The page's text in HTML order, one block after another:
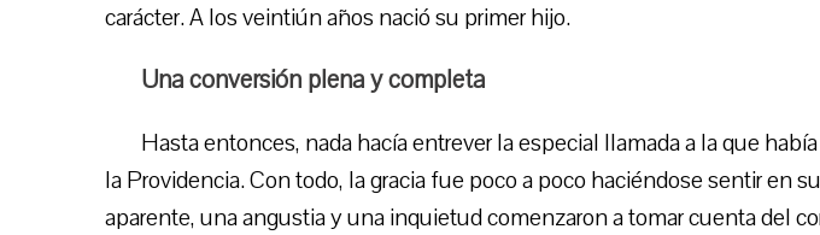
carácter. A los veintiún años nació su primer hijo.
Una conversión plena y completa
Hasta entonces, nada hacía entrever la especial llamada a la que
la Providencia. Con todo, la gracia fue poco a poco haciéndose sentir en
aparente, una angustia y una inquietud comenzaron a tomar cuenta del